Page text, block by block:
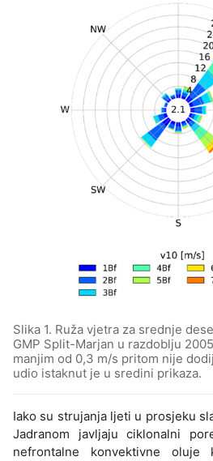
Slika 1. Ruža vjetra za srednje
GMP Split-Marjan u razdoblju
manjim od 0,3 m/s pritom nije
udio istaknut je u sredini prikaza.
Iako su strujanja ljeti u prosjeku
Jadranom javljaju ciklonalni
nefrontalne konvektivne oluje